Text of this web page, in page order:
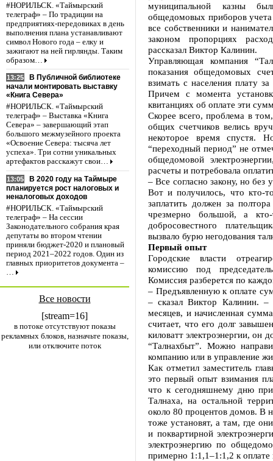
#НОРИЛЬСК. «Таймырский
телеграф» – По традиции на
предприятиях-передовиках в день
выполнения плана устанавливают
символ Нового года – елку и
зажигают на ней гирлянды. Таким
образом…
13:25
В Публичной библиотеке
начали монтировать выставку
«Книга Севера»
#НОРИЛЬСК. «Таймырский
телеграф» – Выставка «Книга
Севера» – завершающий этап
большого межмузейного проекта
«Освоение Севера: тысяча лет
успеха». Три сотни уникальных
артефактов расскажут свои…
13:05
В 2020 году на Таймыре
планируется рост налоговых и
неналоговых доходов
#НОРИЛЬСК. «Таймырский
телеграф» – На сессии
Законодательного собрания края
депутаты во втором чтении
приняли бюджет-2020 и плановый
период 2021–2022 годов. Один из
главных приоритетов документа –
…
Все новости
[stream=16]
в потоке отсутствуют показы
рекламных блоков, назначьте показы,
или отключите поток
муниципальной казны
общедомовых приборов
все собственники и
законом пропорциях
рассказал Виктор Калинин.
Управляющая компания
показания общедомовых
взимать с населения плату
Причем с момента
квитанциях об оплате эти
Скорее всего, проблема в
общих счетчиков велись
некоторое время спустя.
“переходный период” не
общедомовой
расчеты и потребовала
– Все согласно закону, но
Вот и получилось, что кто-
заплатить должен за
чрезмерно большой, а
добросовестного
вызвало бурю негодования
Первый опыт
Городские власти
комиссию под
Комиссия разберется по
– Предъявленную к оплате
– сказал Виктор Калинин. –
месяцев, и начисленная
считает, что его долг
киловатт электроэнергии,
“Талнахбыт”. Можно
компанию или в управление
Как отметил заместитель
это первый опыт взимания
что к сегодняшнему дню
Талнаха, на остальной
около 80 процентов домов. В
тоже установят, а там, где
и поквартирной
электроэнергию по
примерно 1:1,1–1:1,2 к оплате